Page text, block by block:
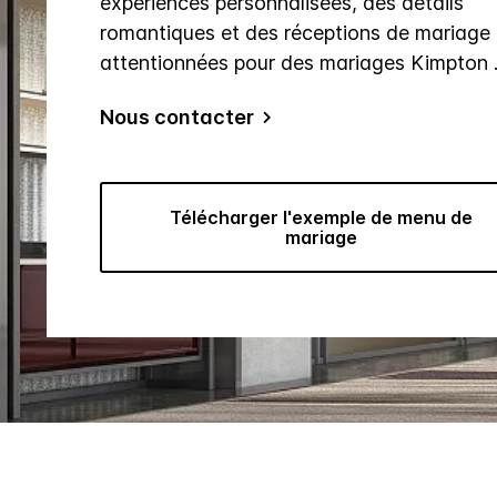
romantiques et des réceptions de mariage
attentionnées pour des mariages Kimpton .
Nous contacter
Télécharger l'exemple de menu de
mariage